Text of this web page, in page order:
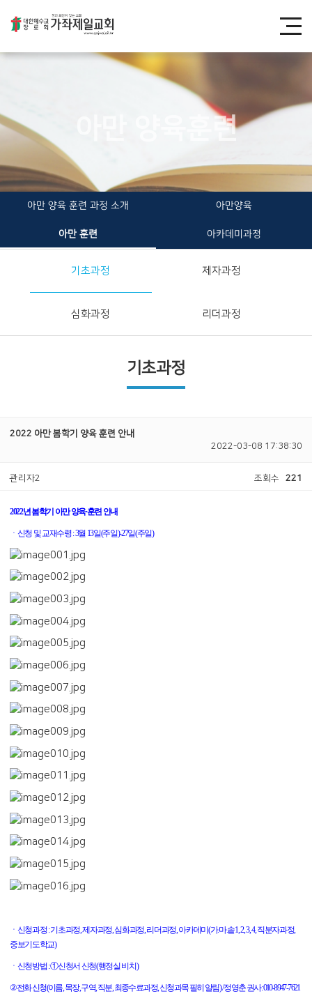
아만 양육훈련
아만 양육 훈련 과정 소개 아만양육
아만 훈련 아카데미과정
기초과정 제자과정
심화과정 리더과정
기초과정
2022 아만 봄학기 양육 훈련 안내
2022-03-08 17:38:30
관리자2 조회수 221
2022년 봄학기 아만 양육∙훈련 안내
ㆍ신청 및 교재수령: 3월 13일(주일)-27일(주일)
ㆍ신청과정:기초과정 ,제자과정 ,심화과정 리더과정 아카데미(가.마.솥1, 2, 3, 4, 직분자과정,
중보기도학교)
ㆍ신청방법:①신청서 신청(행정실 비치)
②전화 신청(이름, 목장,구역, 직분, 최종수료과정,신청과목 필히 알림) /정영춘 권사: 010-8947-7621